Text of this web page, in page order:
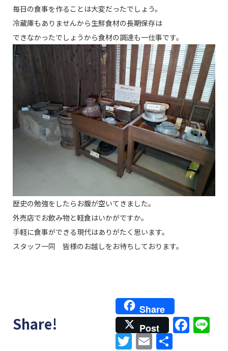
毎日の食事を作ることは大変だったでしょう。
冷蔵庫もありませんから生鮮食材の長期保存は
できなかったでしょうから食材の調達も一仕事です。
歴史の勉強をしたらお腹が空いてきました。
外売店でお飲み物と軽食はいかがですか。
手軽に食事ができる現代はありがたく思います。
スタッフ一同 皆様のお越しをお待ちしております。
Share!
Share
Post
Twitter
Email